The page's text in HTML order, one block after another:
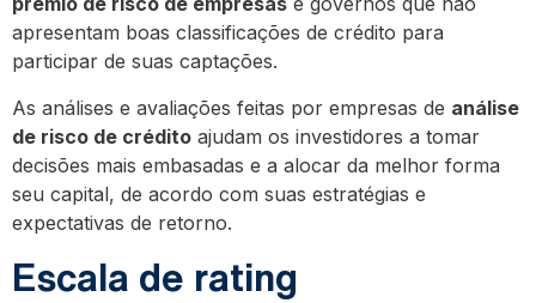
apresentam boas classificações de crédito para
participar de suas captações.
As análises e avaliações feitas por empresas de análise
de risco de crédito ajudam os investidores a tomar
decisões mais embasadas e a alocar da melhor forma
seu capital, de acordo com suas estratégias e
expectativas de retorno.
Escala de rating